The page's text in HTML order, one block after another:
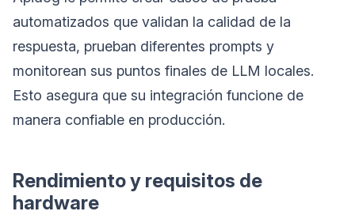
automatizados que validan la calidad de la
respuesta, prueban diferentes prompts y
monitorean sus puntos finales de LLM locales.
Esto asegura que su integración funcione de
manera confiable en producción.
Rendimiento y requisitos de
hardware